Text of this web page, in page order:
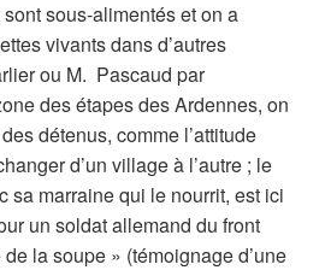
sous-alimentés et on a
vivants dans d’autres
ou M. Pascaud par
des étapes des Ardennes, on
détenus, comme l’attitude
d’un village à l’autre ; le
sa marraine qui le nourrit, est ici
un soldat allemand du front
la soupe » (témoignage d’une